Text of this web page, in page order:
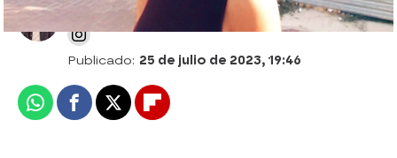
Óscar Martín
Publicado: 25 de julio de 2023, 19:46
WhatsappFacebook
X Flipboard